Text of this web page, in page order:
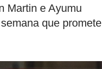
Martin e Ayumu
que promete